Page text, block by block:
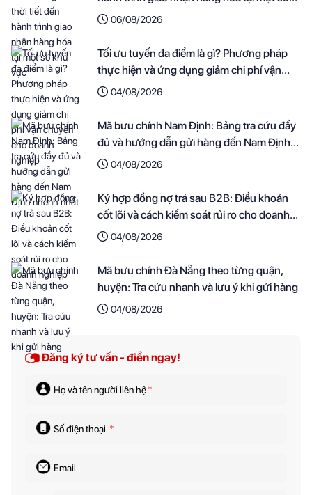
khu vực
06/08/2026
Tối ưu tuyến đa điểm là gì? Phương pháp
thực hiện và ứng dụng giảm chi phí vận
chuyển cho doanh nghiệp
04/08/2026
Mã bưu chính Nam Định: Bảng tra cứu đầy
đủ và hướng dẫn gửi hàng đến Nam Định
nhanh nhất
04/08/2026
Ký hợp đồng nợ trả sau B2B: Điều khoản
cốt lõi và cách kiểm soát rủi ro cho doanh
nghiệp
04/08/2026
Mã bưu chính Đà Nẵng theo từng quận,
huyện: Tra cứu nhanh và lưu ý khi gửi hàng
04/08/2026
Đăng ký tư vấn - điền ngay!
Họ và tên người liên hệ*
Số điện thoại *
Email